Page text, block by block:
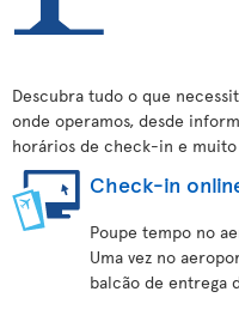
Descubra tudo o que
onde operamos, desde
horários de check-in e muito
Check-in
Poupe tempo no
Uma vez no
balcão de entrega